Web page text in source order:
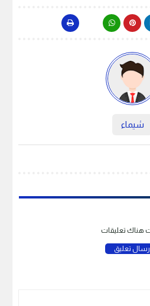
شيماء
هناك تعليقات
تعليق